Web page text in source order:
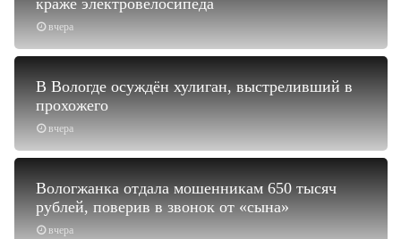
вчера
вчера
В Вологде осуждён хулиган, выстреливший в
прохожего
вчера
Вологжанка отдала мошенникам 650 тысяч
рублей, поверив в звонок от «сына»